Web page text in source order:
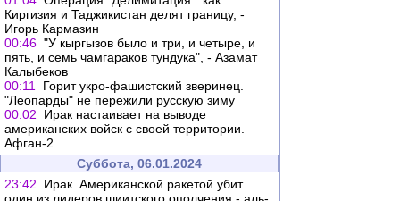
Киргизия и Таджикистан делят границу, -
Игорь Кармазин
00:46 "У кыргызов было и три, и четыре, и
пять, и семь чамгараков тундука", - Азамат
Калыбеков
00:11
Горит укро-фашистский зверинец.
"Леопарды" не пережили русскую зиму
00:02
Ирак настаивает на выводе
американских войск с своей территории.
Афган-2...
Суббота, 06.01.2024
23:42
Ирак. Американской ракетой убит